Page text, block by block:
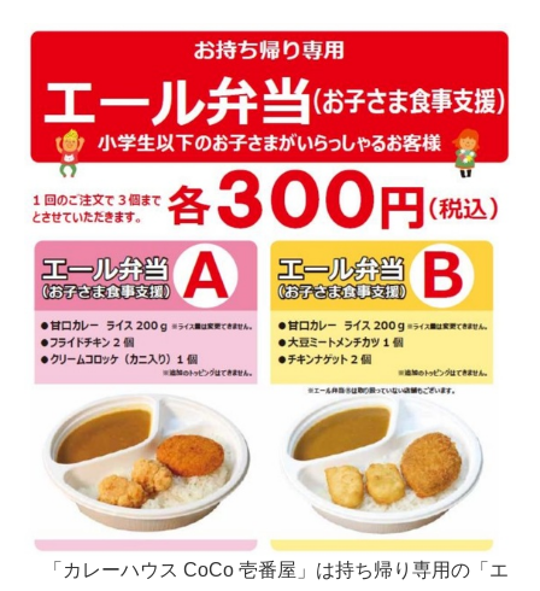
「カレーハウス CoCo 壱番屋」は持ち帰り専用の「エ